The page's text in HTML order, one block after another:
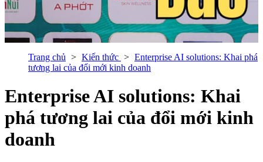
Trang chủ Kiến thức
Enterprise AI solutions: Khai phá
tương lai của đổi mới kinh doanh
Enterprise AI solutions: Khai
phá tương lai của đổi mới kinh
doanh